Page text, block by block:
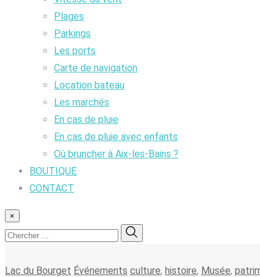
Plages
Parkings
Les ports
Carte de navigation
Location bateau
Les marchés
En cas de pluie
En cas de pluie avec enfants
Où bruncher à Aix-les-Bains ?
BOUTIQUE
CONTACT
×
Lac du Bourget Événements culture, histoire, Musée,